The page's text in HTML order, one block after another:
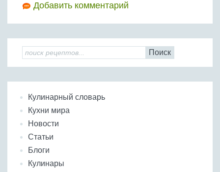
Добавить комментарий
Поиск
Кулинарный словарь
Кухни мира
Новости
Статьи
Блоги
Кулинары